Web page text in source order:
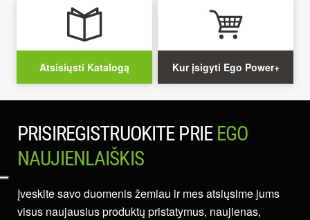
Atsisiųsti Katalogą Kur įsigyti Ego Power+
PRISIREGISTRUOKITE PRIE EGO
NAUJIENLAIŠKIS
Įveskite savo duomenis žemiau ir mes atsiųsime jums
visus naujausius produktų pristatymus, naujienas,